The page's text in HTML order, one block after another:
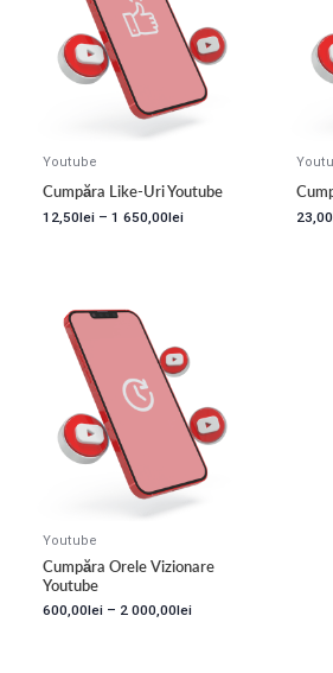
Youtube
Cumpăra Like-Uri Youtube
12,50lei– 1 650,00lei 23,00
Youtube
Cumpăra Orele Vizionare
Youtube
600,00lei– 2 000,00lei